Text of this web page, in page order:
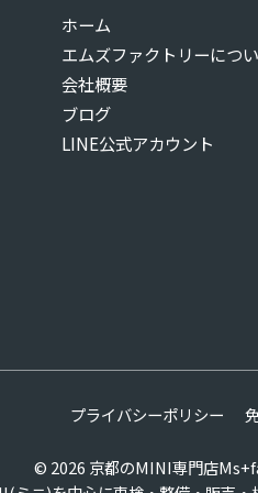
ホーム
エムズファクトリーにつ
会社概要
ブログ
LINE公式アカウント
プライバシーポリシー
© 2026 京都のMINI専門店